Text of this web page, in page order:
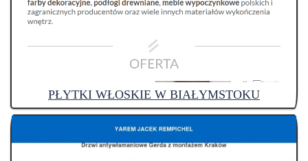
PŁYTKI WŁOSKIE W BIAŁYMSTOKU